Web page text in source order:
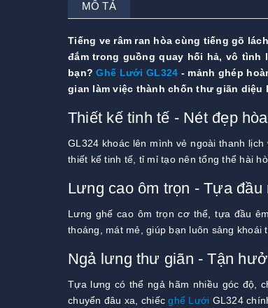
MÔ TẢ
Tiếng ve râm ran hòa cùng tiếng gõ
đắm trong guồng quay hối hả, vô tình
bạn?Ghế Lưới GL324 - mảnh ghép
gian làm việc thành chốn thư giãn diệu
Thiết kế tinh tế - Nét đẹp
GL324 khoác lên mình vẻ ngoài thanh
thiết kế tinh tế, tỉ mỉ tạo nên tổng thể hài
Lưng cao ôm trọn - Tựa đầu
Lưng ghế cao ôm trọn cơ thể, tựa đầu
thoáng, mát mẻ, giúp bạn luôn sảng khoái
Ngả lưng thư giãn - Tận
Tựa lưng có thể ngả hãm nhiều góc độ,
chuyển đâu xa, chiếcghế Lưới GL324